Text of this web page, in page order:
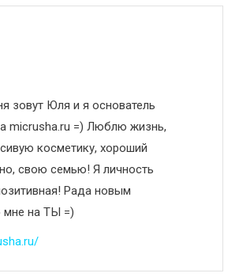
зовут Юля и я основатель
micrusha.ru =) Люблю жизнь,
косметику, хороший
свою семью! Я личность
Рада новым
мне на ТЫ =)